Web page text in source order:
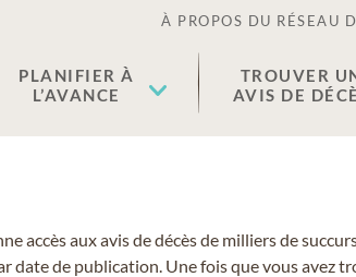
À PROPOS DU RÉSEAU
PLANIFIER À
L’AVANCE
TROUVER
AVIS DE
accès aux avis de décès de milliers de
de publication. Une fois que vous avez